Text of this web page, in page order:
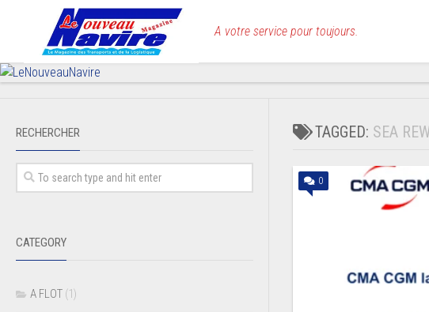
A votre service pour toujours.
TAGGED: SEA
0
RECHERCHER
CATEGORY
A FLOT (1)